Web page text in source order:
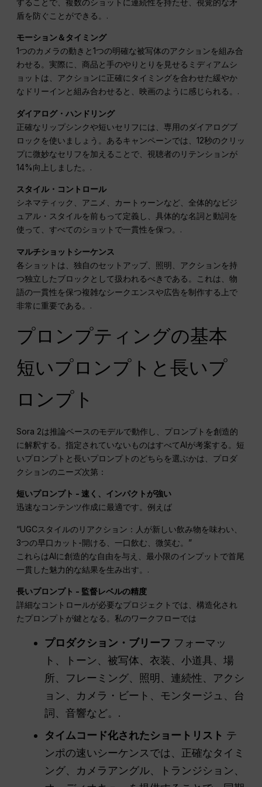
することで、複数のショットに連続性を持たせ、視覚的な矛
盾を防ぐことができる。.
モーション＆タイミング
1つのカメラの動きと1つの明確な被写体のアクションを組み合
わせる。実際に、商品と手のやりとりを見せるミディアムシ
ョットは、アクションに正確にタイミングを合わせた緩やか
なドリーインと組み合わせると、映画のように感じられる。.
ダイアログ・ハンドリング
正確なリップシンクや短いセリフには、専用のダイアログブ
ロックを使いましょう。あるキャンペーンでは、12秒のクリッ
プに微妙なセリフを加えることで、視聴者のリテンションが
14%向上しました。.
スタイル・コントロール
シネマティック、アニメ、カートゥーンなど、全体的なビジ
ュアル・スタイルを前もって定義し、具体的な名詞と動詞を
使って、すべてのショットで一貫性を保つ。.
マルチショットシーケンス
各ショットは、独自のセットアップ、照明、アクションを持
つ独立したブロックとして扱われるべきである。これは、物
語の一貫性を保つ複雑なシークエンスや広告を制作する上で
非常に重要である。.
プロンプティングの基本
短いプロンプトと長いプ
ロンプト
Sora 2は推論ベースのモデルで動作し、プロンプトを創造的
に解釈する。指定されていないものはすべてAIが考案する。短
いプロンプトと長いプロンプトのどちらを選ぶかは、プロダ
クションのニーズ次第：
短いプロンプト - 速く、インパクトが強い
迅速なコンテンツ作成に最適です。例えば
“UGCスタイルのリアクション：人が新しい飲み物を味わい、
3つの早口カット-開ける、一口飲む、微笑む。”
これらはAIに創造的な自由を与え、最小限のインプットで首尾
一貫した魅力的な結果を生み出す。.
長いプロンプト - 監督レベルの精度
詳細なコントロールが必要なプロジェクトでは、構造化され
たプロンプトが鍵となる。私のワークフローでは
プロダクション・ブリーフ フォーマッ
ト、トーン、被写体、衣装、小道具、場
所、フレーミング、照明、連続性、アクシ
ョン、カメラ・ビート、モンタージュ、台
詞、音響など。.
タイムコード化されたショートリスト テ
ンポの速いシーケンスでは、正確なタイミ
ング、カメラアングル、トランジション、